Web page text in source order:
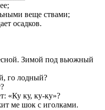
веще ствами;
осадков.
Зимой под вьюжный
го лодный?
«Ку ку, ку-ку»?
ме шок с иголками.